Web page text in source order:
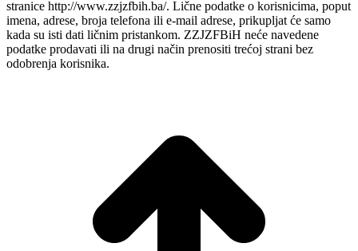
stranice http://www.zzjzfbih.ba/. Lične podatke o korisnicima, poput
imena, adrese, broja telefona ili e-mail adrese, prikupljat će samo
kada su isti dati ličnim pristankom. ZZJZFBiH neće navedene
podatke prodavati ili na drugi način prenositi trećoj strani bez
odobrenja korisnika.